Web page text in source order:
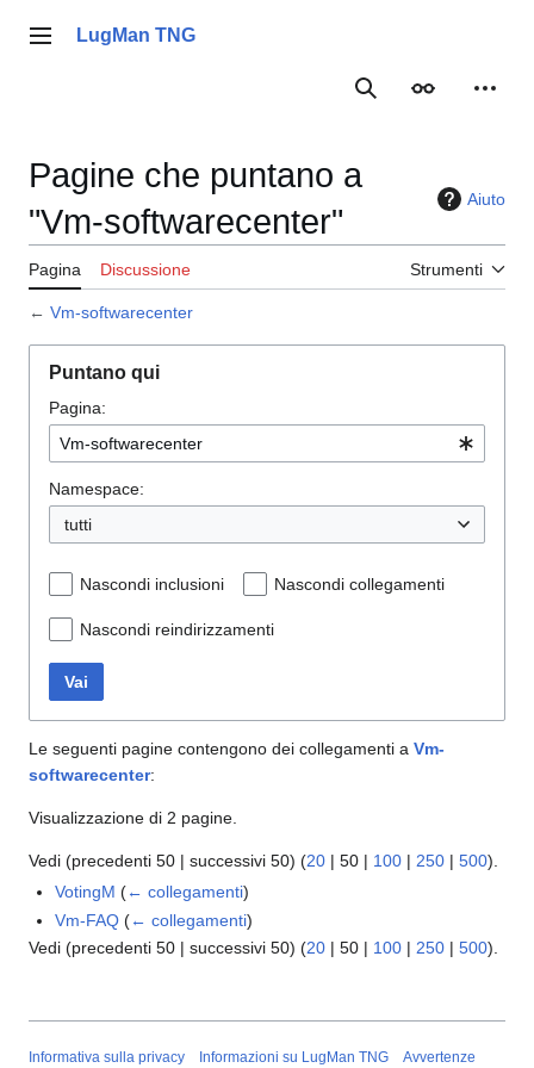
Menu principale
LugMan TNG
RicercaAspetto
Pagine che puntano a
"Vm-softwarecenter"
Aiuto
Pagina Discussione Strumenti
← Vm-softwarecenter
Puntano qui
Pagina:
Namespace:
tutti
Nascondi inclusioni Nascondi collegamenti
Nascondi reindirizzamenti
Vai
Le seguenti pagine contengono dei collegamenti a Vm-
softwarecenter:
Visualizzazione di 2 pagine.
Vedi (precedenti 50 | successivi 50) (20 | 50 | 100 | 250 | 500).
VotingM (← collegamenti)
Vm-FAQ (← collegamenti)
Vedi (precedenti 50 | successivi 50) (20 | 50 | 100 | 250 | 500).
Informativa sulla privacy Informazioni su LugMan TNG Avvertenze